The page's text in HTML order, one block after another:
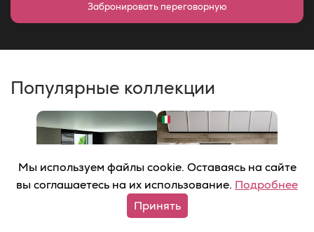
Забронировать переговорную
Популярные коллекции
Матовая
Структурированная
Мы используем файлы cookie. Оставаясь на сайте
вы соглашаетесь на их использование. Подробнее
Принять